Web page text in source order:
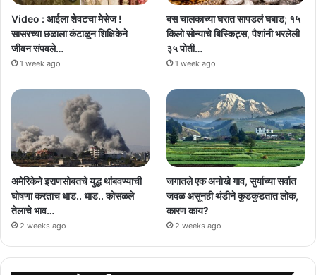
Video : आईला शेवटचा मेसेज !
सासरच्या छळाला कंटाळून शिक्षिकेने
जीवन संपवले…
1 week ago
बस चालकाच्या घरात सापडलं घबाड; १५
किलो सोन्याचे बिस्किट्स, पैशांनी भरलेली
३५ पोती…
1 week ago
अमेरिकेने इराणसोबतचे युद्ध थांबवण्याची
घोषणा करताच धाड.. धाड.. कोसळले
तेलाचे भाव…
2 weeks ago
जगातले एक अनोखे गाव, सुर्याच्या सर्वात
जवळ असूनही थंडीने कुडकुडतात लोक,
कारण काय?
2 weeks ago